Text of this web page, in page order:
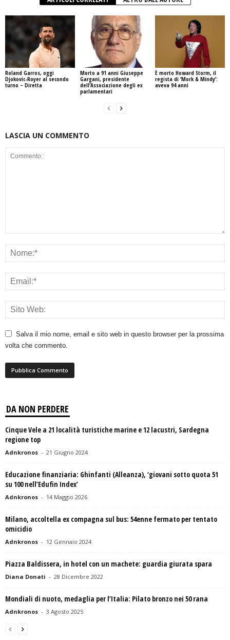
Roland Garros, oggi
Djokovic-Royer al secondo
turno – Diretta
Morto a 91 anni Giuseppe
Gargani, presidente
dell’Associazione degli ex
parlamentari
È morto Howard Storm, il
regista di ‘Mork & Mindy’:
aveva 94 anni
LASCIA UN COMMENTO
Salva il mio nome, email e sito web in questo browser per la prossima
volta che commento.
DA NON PERDERE
Cinque Vele a 21 località turistiche marine e 12 lacustri, Sardegna
regione top
Adnkronos - 21 Giugno 2024
Educazione finanziaria: Ghinfanti (Alleanza), ‘giovani sotto quota 51
su 100 nell’Edufin Index’
Adnkronos - 14 Maggio 2026
Milano, accoltella ex compagna sul bus: 54enne fermato per tentato
omicidio
Adnkronos - 12 Gennaio 2024
Piazza Baldissera, in hotel con un machete: guardia giurata spara
Diana Donati - 28 Dicembre 2022
Mondiali di nuoto, medaglia per l’Italia: Pilato bronzo nei 50 rana
Adnkronos - 3 Agosto 2025